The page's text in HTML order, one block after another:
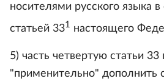
носителями русского языка в
статьей 331 настоящего
5) часть четвертую статьи 33
"применительно" дополнить